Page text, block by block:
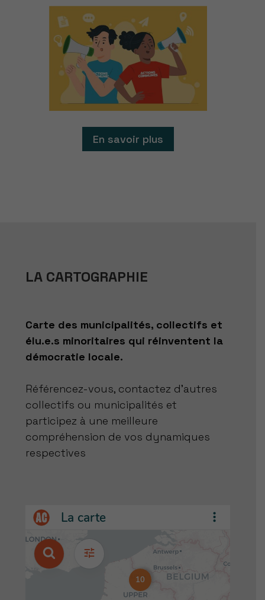
En savoir plus
LA CARTOGRAPHIE
Carte des municipalités, collectifs et
élu.e.s minoritaires qui réinventent la
démocratie locale.
Référencez-vous, contactez d’autres
collectifs ou municipalités et
participez à une meilleure
compréhension de vos dynamiques
respectives